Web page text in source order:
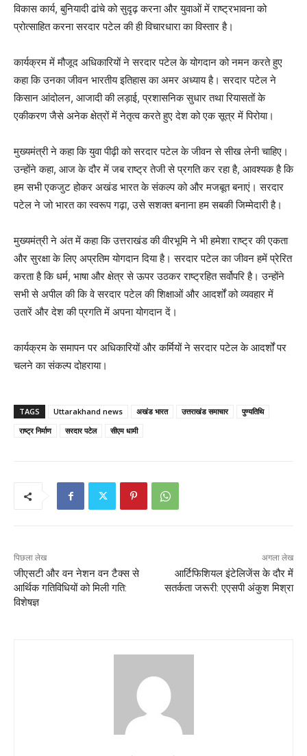
विकास कार्य, बुनियादी ढांचे को सुदृढ़ करना और युवाओं में राष्ट्रभावना को
प्रोत्साहित करना सरदार पटेल की ही विचारधारा का विस्तार है।
कार्यक्रम में मौजूद अधिकारियों ने सरदार पटेल के योगदान को नमन करते हुए
कहा कि उनका जीवन भारतीय इतिहास का अमर अध्याय है। सरदार पटेल ने
किसान आंदोलन, आजादी की लड़ाई, प्रशासनिक सुधार तथा रियासतों के
एकीकरण जैसे अनेक क्षेत्रों में नेतृत्व करते हुए देश को एक सूत्र में पिरोया।
मुख्यमंत्री ने कहा कि युवा पीढ़ी को सरदार पटेल के जीवन से सीख लेनी चाहिए।
उन्होंने कहा, आज के दौर में जब राष्ट्र तेजी से प्रगति कर रहा है, आवश्यक है कि
हम सभी एकजुट होकर अखंड भारत के संकल्प को और मजबूत बनाएं। सरदार
पटेल ने जो भारत का स्वरूप गढ़ा, उसे सशक्त बनाना हम सबकी जिम्मेदारी है।
मुख्यमंत्री ने अंत में कहा कि उत्तराखंड की वीरभूमि ने भी हमेशा राष्ट्र की एकता
और सुरक्षा के लिए अप्रतिम योगदान दिया है। सरदार पटेल का जीवन हमें प्रेरित
करता है कि धर्म, भाषा और क्षेत्र से ऊपर उठकर राष्ट्रहित सर्वोपरि है। उन्होंने
सभी से अपील की कि वे सरदार पटेल की शिक्षाओं और आदर्शों को व्यवहार में
उतारें और देश की प्रगति में अपना योगदान दें।
कार्यक्रम के समापन पर अधिकारियों और कर्मियों ने सरदार पटेल के आदर्शों पर
चलने का संकल्प दोहराया।
TAGS Uttarakhand news अखंड भारत उत्तराखंड समाचार
पुण्यतिथि
राष्ट्र निर्माण
सरदार पटेल सीएम धामी
पिछला लेख
जीएसटी और वन नेशन वन टैक्स से
आर्थिक गतिविधियों को मिली गति:
विशेषज्ञ
अगला लेख
आर्टिफिशियल इंटेलिजेंस के दौर में
सतर्कता जरूरी: एएसपी अंकुश मिश्रा